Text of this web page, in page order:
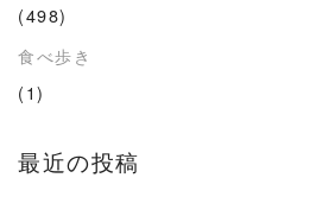
(498)
食べ歩き
(1)
最近の投稿